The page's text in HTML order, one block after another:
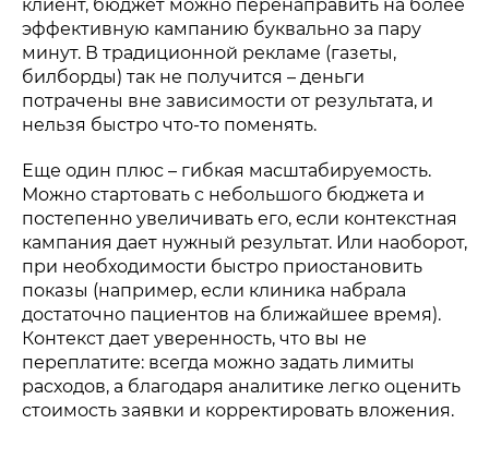
клиент, бюджет можно перенаправить на более
эффективную кампанию буквально за пару
минут. В традиционной рекламе (газеты,
билборды) так не получится – деньги
потрачены вне зависимости от результата, и
нельзя быстро что-то поменять.
Еще один плюс – гибкая масштабируемость.
Можно стартовать с небольшого бюджета и
постепенно увеличивать его, если контекстная
кампания дает нужный результат. Или наоборот,
при необходимости быстро приостановить
показы (например, если клиника набрала
достаточно пациентов на ближайшее время).
Контекст дает уверенность, что вы не
переплатите: всегда можно задать лимиты
расходов, а благодаря аналитике легко оценить
стоимость заявки и корректировать вложения.